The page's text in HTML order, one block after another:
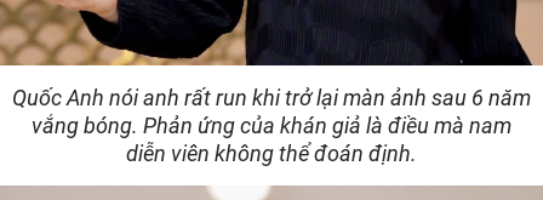
Quốc Anh nói anh rất run khi trở lại màn ảnh sau 6 năm
vắng bóng. Phản ứng của khán giả là điều mà nam
diễn viên không thể đoán định.